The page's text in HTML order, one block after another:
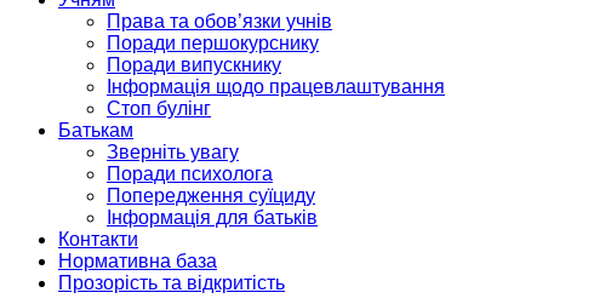
Права та обов’язки учнів
Поради першокурснику
Поради випускнику
Інформація щодо працевлаштування
Стоп булінг
Батькам
Зверніть увагу
Поради психолога
Попередження суїциду
Інформація для батьків
Контакти
Нормативна база
Прозорість та відкритість